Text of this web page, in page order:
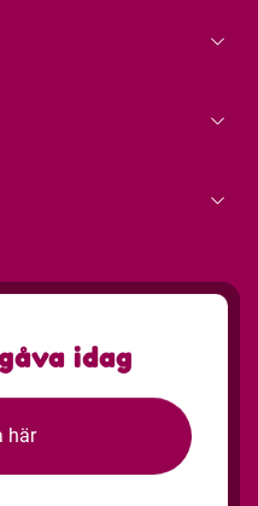
idag
här